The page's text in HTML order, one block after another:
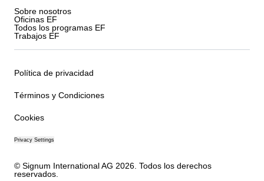
Sobre nosotros
Oficinas EF
Todos los programas EF
Trabajos EF
Política de privacidad
Términos y Condiciones
Cookies
Privacy Settings
© Signum International AG 2026. Todos los derechos
reservados.